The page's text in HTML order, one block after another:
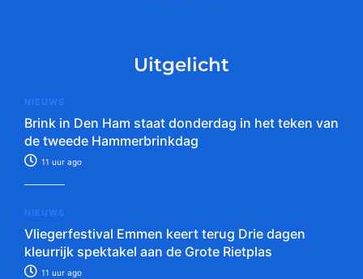
Uitgelicht
NIEUWS
Brink in Den Ham staat donderdag in het teken van
de tweede Hammerbrinkdag
11 uur ago
NIEUWS
Vliegerfestival Emmen keert terug Drie dagen
kleurrijk spektakel aan de Grote Rietplas
11 uur ago